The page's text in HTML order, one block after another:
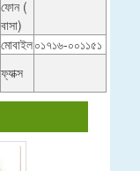
ফোন (
বাসা)
মোবাইল০১৭১৬-০০১১৫১
ফ্যাক্স